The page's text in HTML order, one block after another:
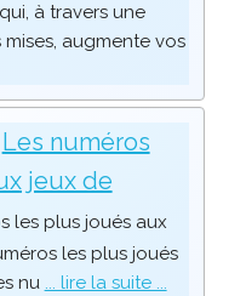
qui, à travers une
augmente vos
Les numéros
jeux de
les plus joués aux
les plus joués
nu ... lire la suite ...